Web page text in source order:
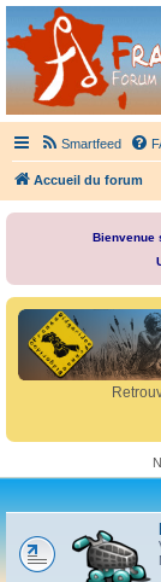
France
Didgeridoo et Guimbarde
Smartfeed
Accueil du forum
Bienvenue